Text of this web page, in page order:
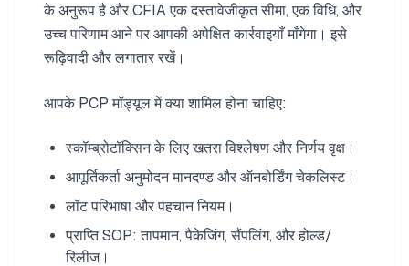
के अनुरूप है और CFIA एक दस्तावेजीकृत सीमा, एक विधि, और
उच्च परिणाम आने पर आपकी अपेक्षित कार्रवाइयाँ माँगेगा। इसे
रूढ़िवादी और लगातार रखें।
आपके PCP मॉड्यूल में क्या शामिल होना चाहिए:
स्कॉम्ब्रोटॉक्सिन के लिए खतरा विश्लेषण और निर्णय वृक्ष।
आपूर्तिकर्ता अनुमोदन मानदण्ड और ऑनबोर्डिंग चेकलिस्ट।
लॉट परिभाषा और पहचान नियम।
प्राप्ति SOP: तापमान, पैकेजिंग, सैंपलिंग, और होल्ड/
रिलीज।